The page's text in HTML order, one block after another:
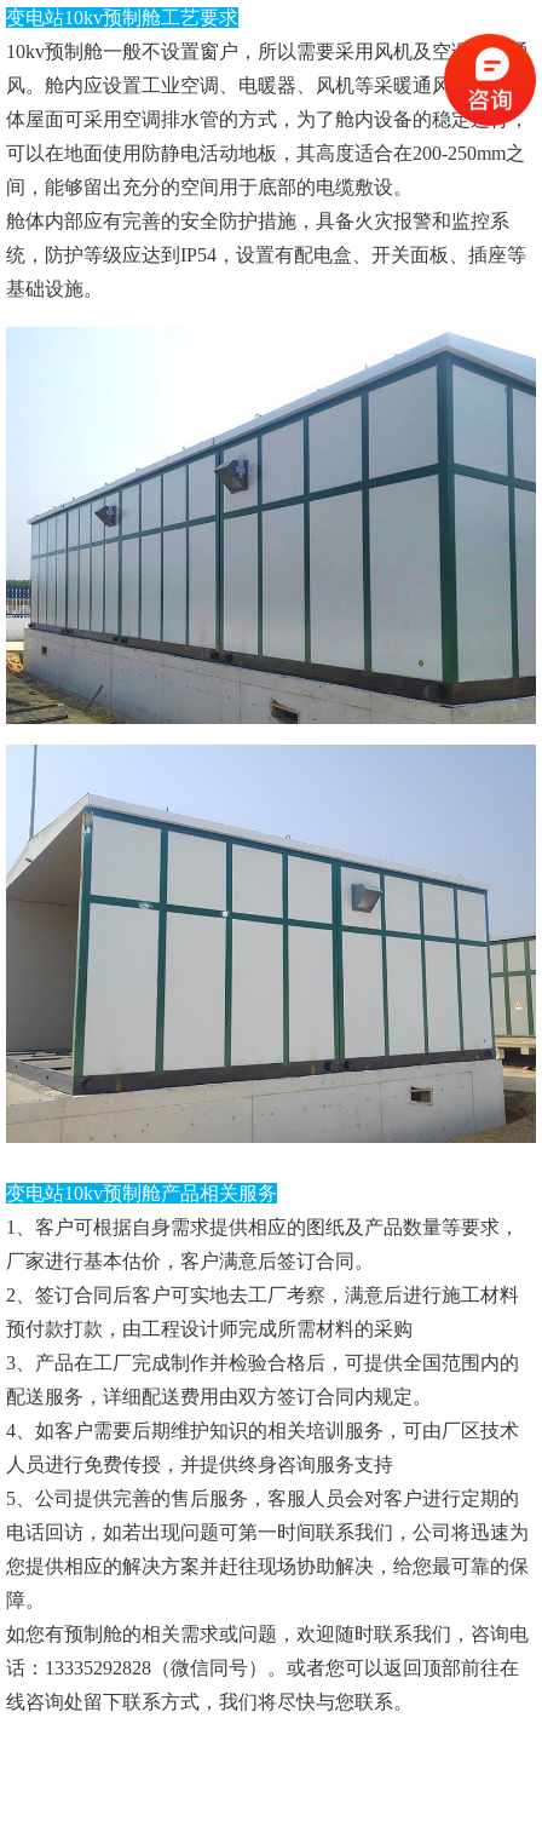
变电站10kv预制舱工艺要求
10kv预制舱一般不设置窗户，所以需要采用风机及空调实现通
风。舱内应设置工业空调、电暖器、风机等采暖通风设施。舱
体屋面可采用空调排水管的方式，为了舱内设备的稳定运行，
可以在地面使用防静电活动地板，其高度适合在200-250mm之
间，能够留出充分的空间用于底部的电缆敷设。
舱体内部应有完善的安全防护措施，具备火灾报警和监控系
统，防护等级应达到IP54，设置有配电盒、开关面板、插座等
基础设施。
变电站10kv预制舱产品相关服务
1、客户可根据自身需求提供相应的图纸及产品数量等要求，
厂家进行基本估价，客户满意后签订合同。
2、签订合同后客户可实地去工厂考察，满意后进行施工材料
预付款打款，由工程设计师完成所需材料的采购
3、产品在工厂完成制作并检验合格后，可提供全国范围内的
配送服务，详细配送费用由双方签订合同内规定。
4、如客户需要后期维护知识的相关培训服务，可由厂区技术
人员进行免费传授，并提供终身咨询服务支持
5、公司提供完善的售后服务，客服人员会对客户进行定期的
电话回访，如若出现问题可第一时间联系我们，公司将迅速为
您提供相应的解决方案并赶往现场协助解决，给您最可靠的保
障。
如您有预制舱的相关需求或问题，欢迎随时联系我们，咨询电
话：13335292828（微信同号）。或者您可以返回顶部前往在
线咨询处留下联系方式，我们将尽快与您联系。